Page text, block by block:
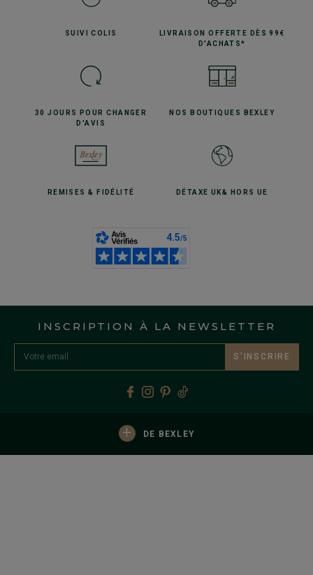
SUIVICOLIS LIVRAISON OFFERTE
DÈS 99€
D'ACHATS*
30 JOURS POURCHANGER
D'AVIS
NOS BOUTIQUES BEXLEY
REMISES& FIDÉLITÉ DÉTAXE UK& HORS UE
INSCRIPTION À LA NEWSLETTER
S’INSCRIRE
+ DE BEXLEY